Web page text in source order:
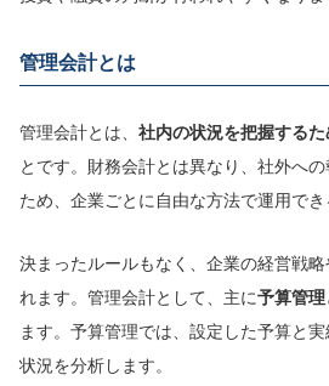
管理会計とは
管理会計とは、 社内の状況を把握する
とです。財務会計とは異なり、社外へ
ため、企業ごとに自由な方法で運用でき
決まったルールもなく、企業の経営戦
れます。管理会計として、主に予算管
ます。予算管理では、設定した予算と
状況を分析します。